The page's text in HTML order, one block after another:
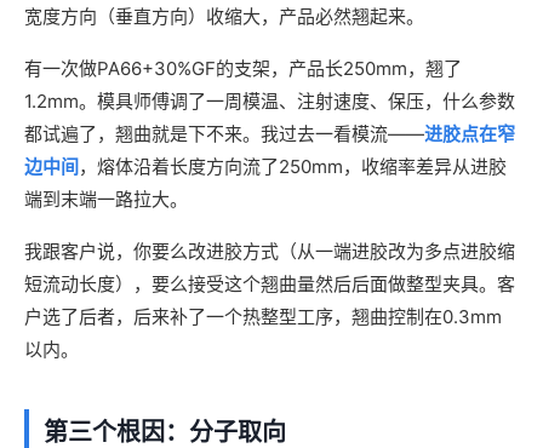
宽度方向（垂直方向）收缩大，产品必然翘起来。
有一次做PA66+30%GF的支架，产品长250mm，翘了
1.2mm。模具师傅调了一周模温、注射速度、保压，什么参数
都试遍了，翘曲就是下不来。我过去一看模流——进胶点在窄
边中间，熔体沿着长度方向流了250mm，收缩率差异从进胶
端到末端一路拉大。
我跟客户说，你要么改进胶方式（从一端进胶改为多点进胶缩
短流动长度），要么接受这个翘曲量然后后面做整型夹具。客
户选了后者，后来补了一个热整型工序，翘曲控制在0.3mm
以内。
第三个根因：分子取向